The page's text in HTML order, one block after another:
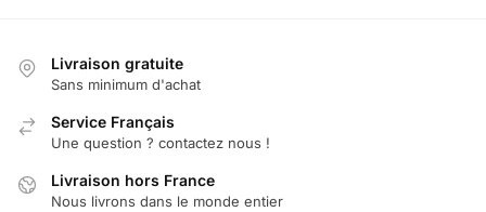
Livraison gratuite
Sans minimum d'achat
Service Français
Une question ? contactez nous !
Livraison hors France
Nous livrons dans le monde entier